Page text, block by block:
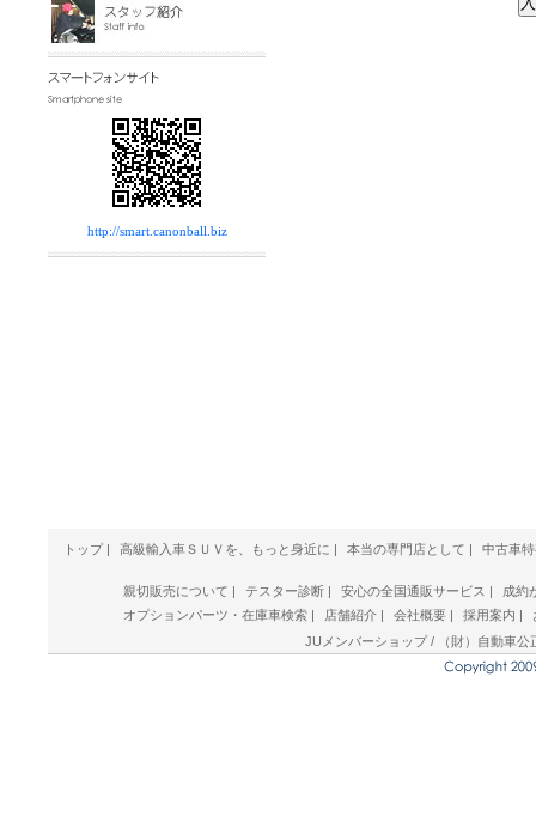
http://smart.canonball.biz
トップ| 高級輸入車ＳＵＶを、もっと身近に | 本当の専門店として | 中古車
親切販売について | テスター診断| 安心の全国通販サービス |
成約
オプションパーツ・在庫車検索 | 店舗紹介| 会社概要| 採用案内 |
JUメンバーショップ / （財）自動車